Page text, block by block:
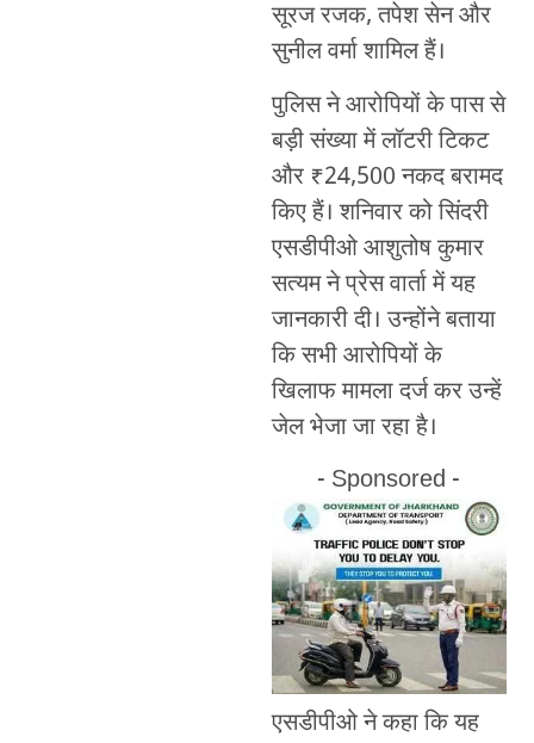
सूरज रजक, तपेश सेन और
सुनील वर्मा शामिल हैं।
पुलिस ने आरोपियों के पास से
बड़ी संख्या में लॉटरी टिकट
और ₹24,500 नकद बरामद
किए हैं। शनिवार को सिंदरी
एसडीपीओ आशुतोष कुमार
सत्यम ने प्रेस वार्ता में यह
जानकारी दी। उन्होंने बताया
कि सभी आरोपियों के
खिलाफ मामला दर्ज कर उन्हें
जेल भेजा जा रहा है।
- Sponsored -
एसडीपीओ ने कहा कि यह